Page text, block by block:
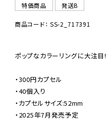
特価商品
発送B
商品コード： SS-2_717391
ポップなカラーリングに大注目!
・300円カプセル
・40個入り
・カプセルサイズ:52mm
・2025年7月発売予定